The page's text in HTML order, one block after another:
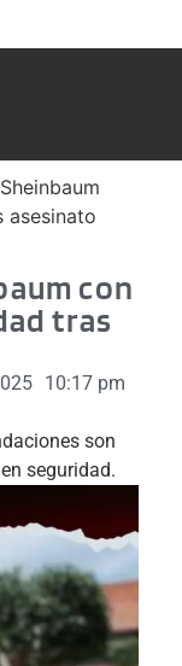
asesinato
con
tras
10:17 pm
son
seguridad.